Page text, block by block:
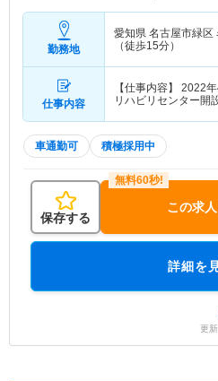
勤務地
愛知県 名古屋市緑区
（徒歩15分）
仕事内容
【仕事内容】 2022
リハビリセンター開
車通勤可 積極採用中
保存する
この求
詳細を
更